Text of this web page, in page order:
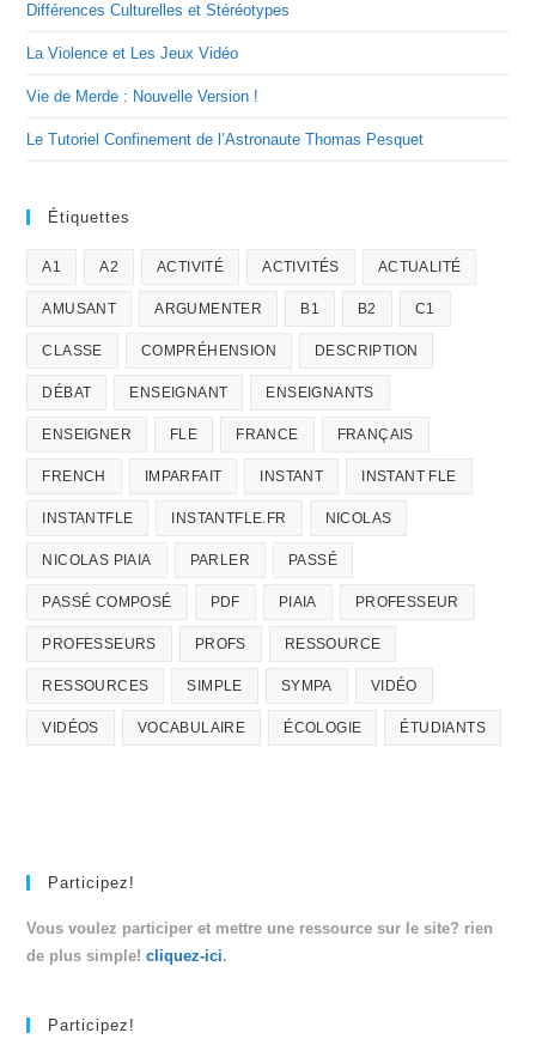
Différences Culturelles et Stéréotypes
La Violence et Les Jeux Vidéo
Vie de Merde : Nouvelle Version !
Le Tutoriel Confinement de l’Astronaute Thomas Pesquet
Étiquettes
A1 A2 ACTIVITÉ ACTIVITÉS ACTUALITÉ
AMUSANT ARGUMENTER B1 B2 C1
CLASSE COMPRÉHENSION DESCRIPTION
DÉBAT ENSEIGNANT ENSEIGNANTS
ENSEIGNER FLE FRANCE FRANÇAIS
FRENCH IMPARFAIT INSTANT INSTANT FLE
INSTANTFLE INSTANTFLE.FR NICOLAS
NICOLAS PIAIA PARLER PASSÉ
PASSÉ COMPOSÉ PDF PIAIA PROFESSEUR
PROFESSEURS PROFS RESSOURCE
RESSOURCES SIMPLE SYMPA VIDÉO
VIDÉOS VOCABULAIRE ÉCOLOGIE ÉTUDIANTS
Participez!
Vous voulez participer et mettre une ressource sur le site? rien
de plus simple!cliquez-ici.
Participez!